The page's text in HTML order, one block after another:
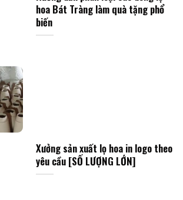
hoa Bát Tràng làm quà tặng phổ
biến
Xưởng sản xuất lọ hoa in logo theo
yêu cầu [SỐ LƯỢNG LỚN]